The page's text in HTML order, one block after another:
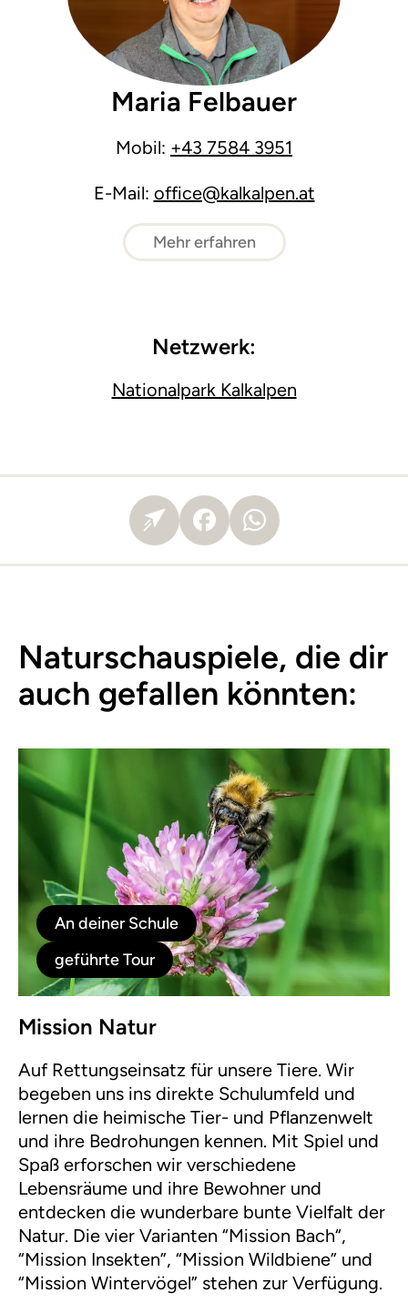
Maria Felbauer
Mobil: +43 7584 3951
E-Mail: office@kalkalpen.at
Mehr erfahren
Netzwerk:
Nationalpark Kalkalpen
Naturschauspiele, die dir
auch gefallen könnten:
An deiner Schule
geführte Tour
Mission Natur
Auf Rettungseinsatz für unsere Tiere. Wir
begeben uns ins direkte Schulumfeld und
lernen die heimische Tier- und Pflanzenwelt
und ihre Bedrohungen kennen. Mit Spiel und
Spaß erforschen wir verschiedene
Lebensräume und ihre Bewohner und
entdecken die wunderbare bunte Vielfalt der
Natur. Die vier Varianten “Mission Bach“,
“Mission Insekten”, “Mission Wildbiene” und
“Mission Wintervögel” stehen zur Verfügung.